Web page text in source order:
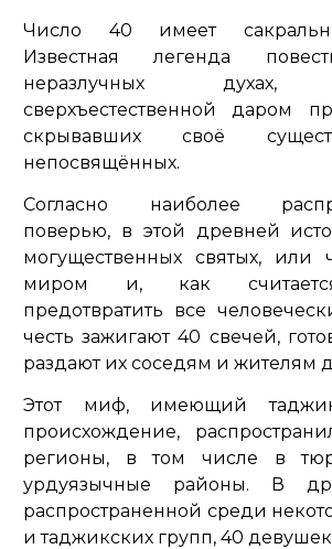
Число 40 имеет
Известная легенда
неразлучных духах,
сверхъестественной даром
скрывавших своё
непосвящённых.
Согласно наиболее
поверью, в этой древней
могущественных святых, или
миром и, как
предотвратить все
честь зажигают 40 свечей,
раздают их соседям и жителям
Этот миф, имеющий
происхождение,
регионы, в том числе в
урдуязычные районы. В
распространенной среди
и таджикских групп, 40